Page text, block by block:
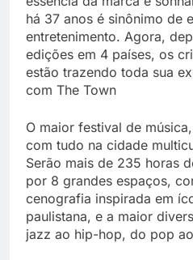
há 37 anos é sinônimo de
entretenimento. Agora,
edições em 4 países, os
estão trazendo toda sua
com The Town
O maior festival de
com tudo na cidade
Serão mais de 235 horas
por 8 grandes espaços,
cenografia inspirada em
paulistana, e a maior
jazz ao hip-hop, do pop